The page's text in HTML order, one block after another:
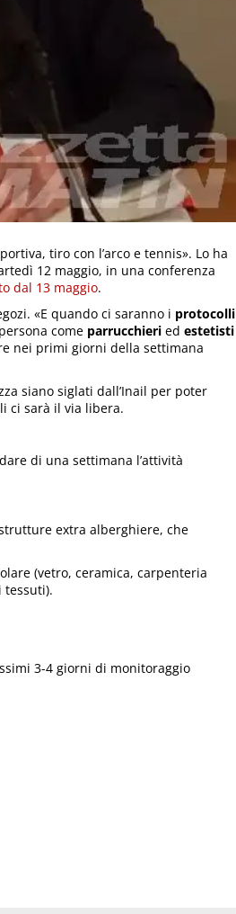
tiro con l’arco e tennis». Lo ha
12 maggio, in una conferenza
dal 13 maggio.
«E quando ci saranno i protocolli
come parrucchieri ed estetisti
nei primi giorni della settimana
siano siglati dall’Inail per poter
ci sarà il via libera.
di una settimana l’attività
extra alberghiere, che
(vetro, ceramica, carpenteria
tessuti).
3-4 giorni di monitoraggio